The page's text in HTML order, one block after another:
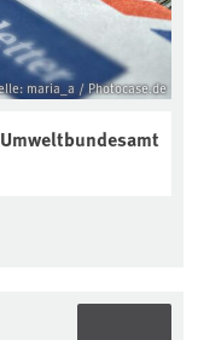
maria_a / Photocase.de